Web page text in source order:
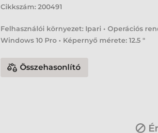
Cikkszám: 200491
Felhasználói környezet: Ipari • Operációs
Windows 10 Pro • Képernyő mérete: 12.5 "
Összehasonlító